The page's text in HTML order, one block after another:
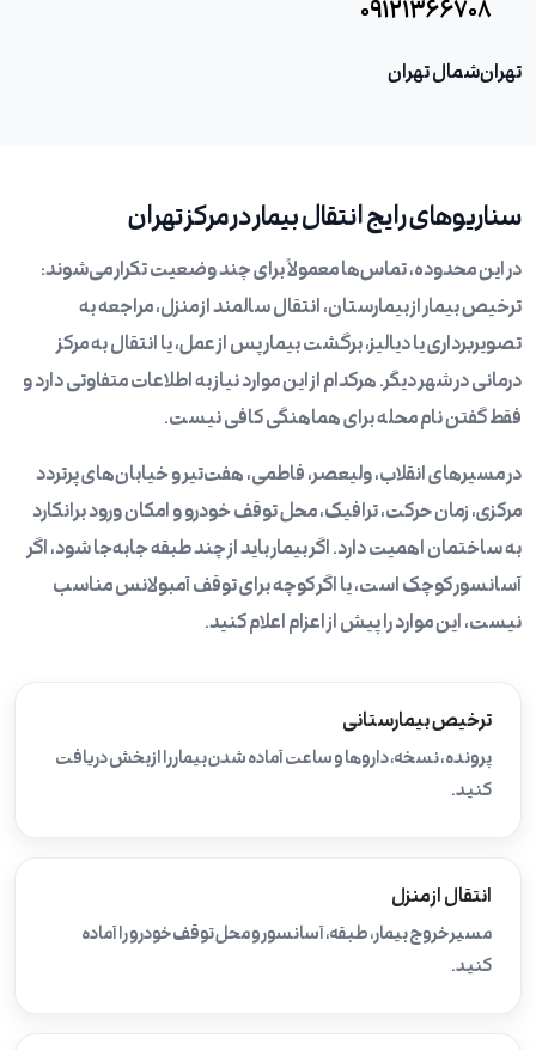
۰۹۱۲۱۳۶۶۷۰۸
تهرانشمال تهران
سناریوهای رایج انتقال بیمار در مرکز تهران
در این محدوده، تماس‌ها معمولاً برای چند وضعیت تکرار می‌شوند:
ترخیص بیمار از بیمارستان، انتقال سالمند از منزل، مراجعه به
تصویربرداری یا دیالیز، برگشت بیمار پس از عمل، یا انتقال به مرکز
درمانی در شهر دیگر. هرکدام از این موارد نیاز به اطلاعات متفاوتی دارد و
فقط گفتن نام محله برای هماهنگی کافی نیست.
در مسیرهای انقلاب، ولیعصر، فاطمی، هفت‌تیر و خیابان‌های پرتردد
مرکزی، زمان حرکت، ترافیک، محل توقف خودرو و امکان ورود برانکارد
به ساختمان اهمیت دارد. اگر بیمار باید از چند طبقه جابه‌جا شود، اگر
آسانسور کوچک است، یا اگر کوچه برای توقف آمبولانس مناسب
نیست، این موارد را پیش از اعزام اعلام کنید.
ترخیص بیمارستانی
پرونده، نسخه، داروها و ساعت آماده شدن بیمار را از بخش دریافت
کنید.
انتقال از منزل
مسیر خروج بیمار، طبقه، آسانسور و محل توقف خودرو را آماده
کنید.